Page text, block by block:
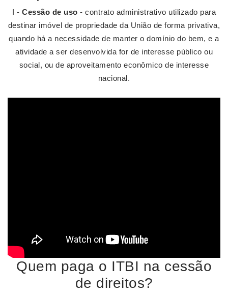
I - Cessão de uso - contrato administrativo utilizado para
destinar imóvel de propriedade da União de forma privativa,
quando há a necessidade de manter o domínio do bem, e a
atividade a ser desenvolvida for de interesse público ou
social, ou de aproveitamento econômico de interesse
nacional.
Quem paga o ITBI na cessão
de direitos?